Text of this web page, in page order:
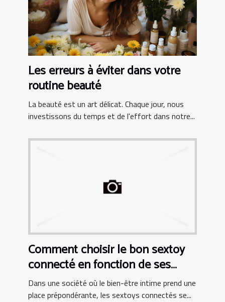
Les erreurs à éviter dans votre
routine beauté
La beauté est un art délicat. Chaque jour, nous
investissons du temps et de l'effort dans notre...
Comment choisir le bon sextoy
connecté en fonction de ses
besoins personnels
Dans une société où le bien-être intime prend une
place prépondérante, les sextoys connectés se...